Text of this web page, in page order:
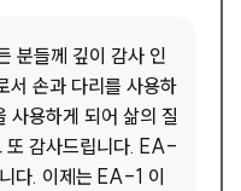
분들께 깊이 감사 인
서 손과 다리를 사용하
사용하게 되어 삶의 질
또 감사드립니다. EA-
다. 이제는 EA-1 이